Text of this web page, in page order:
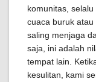
komunitas,
cuaca buruk
saling menjaga
saja, ini adalah
tempat lain.
kesulitan, kami